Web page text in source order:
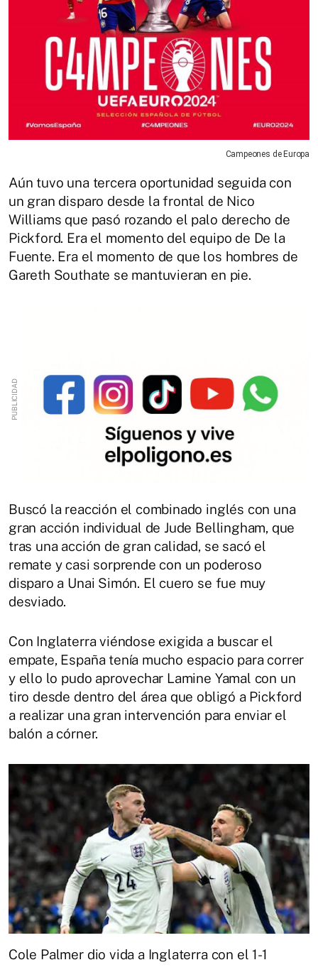
Campeones de Europa
Aún tuvo una tercera oportunidad seguida con
un gran disparo desde la frontal de Nico
Williams que pasó rozando el palo derecho de
Pickford. Era el momento del equipo de De la
Fuente. Era el momento de que los hombres de
Gareth Southate se mantuvieran en pie.
Buscó la reacción el combinado inglés con una
gran acción individual de Jude Bellingham, que
tras una acción de gran calidad, se sacó el
remate y casi sorprende con un poderoso
disparo a Unai Simón. El cuero se fue muy
desviado.
Con Inglaterra viéndose exigida a buscar el
empate, España tenía mucho espacio para correr
y ello lo pudo aprovechar Lamine Yamal con un
tiro desde dentro del área que obligó a Pickford
a realizar una gran intervención para enviar el
balón a córner.
Cole Palmer dio vida a Inglaterra con el 1-1